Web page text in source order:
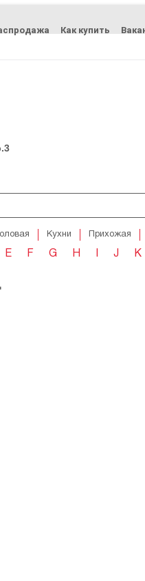
Как купить
Кухни Прихожая
E F G H J K